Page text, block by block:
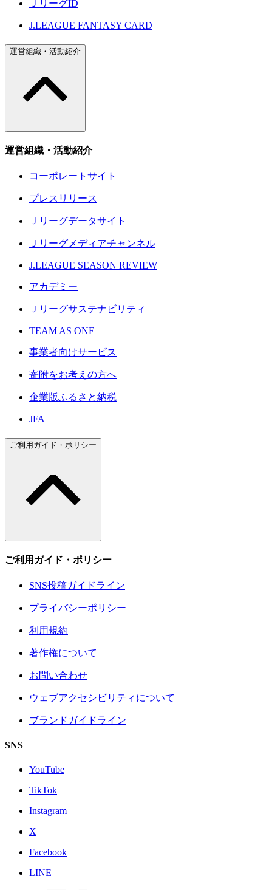
ＪリーグID
J.LEAGUE FANTASY CARD
運営組織・活動紹介
運営組織・活動紹介
コーポレートサイト
プレスリリース
Ｊリーグデータサイト
Ｊリーグメディアチャンネル
J.LEAGUE SEASON REVIEW
アカデミー
Ｊリーグサステナビリティ
TEAM AS ONE
事業者向けサービス
寄附をお考えの方へ
企業版ふるさと納税
JFA
ご利用ガイド・ポリシー
ご利用ガイド・ポリシー
SNS投稿ガイドライン
プライバシーポリシー
利用規約
著作権について
お問い合わせ
ウェブアクセシビリティについて
ブランドガイドライン
SNS
YouTube
TikTok
Instagram
X
Facebook
LINE